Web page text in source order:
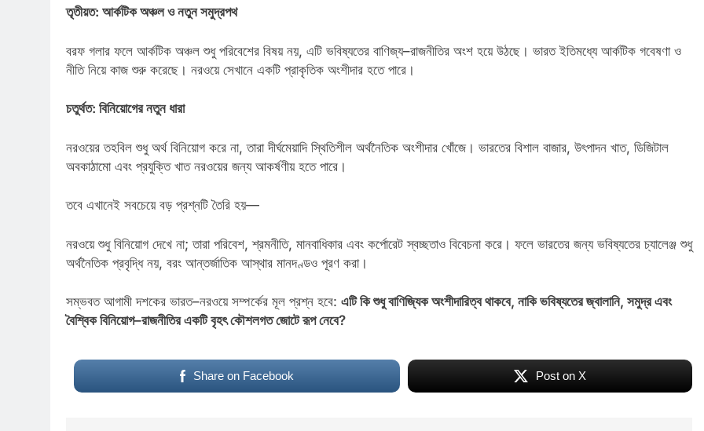
তৃতীয়ত: আর্কটিক অঞ্চল ও নতুন সমুদ্রপথ
বরফ গলার ফলে আর্কটিক অঞ্চল শুধু পরিবেশের বিষয় নয়, এটি ভবিষ্যতের বাণিজ্য–রাজনীতির অংশ হয়ে উঠছে। ভারত ইতিমধ্যে আর্কটিক গবেষণা ও
নীতি নিয়ে কাজ শুরু করেছে। নরওয়ে সেখানে একটি প্রাকৃতিক অংশীদার হতে পারে।
চতুর্থত: বিনিয়োগের নতুন ধারা
নরওয়ের তহবিল শুধু অর্থ বিনিয়োগ করে না, তারা দীর্ঘমেয়াদি স্থিতিশীল অর্থনৈতিক অংশীদার খোঁজে। ভারতের বিশাল বাজার, উৎপাদন খাত, ডিজিটাল
অবকাঠামো এবং প্রযুক্তি খাত নরওয়ের জন্য আকর্ষণীয় হতে পারে।
তবে এখানেই সবচেয়ে বড় প্রশ্নটি তৈরি হয়—
নরওয়ে শুধু বিনিয়োগ দেখে না; তারা পরিবেশ, শ্রমনীতি, মানবাধিকার এবং কর্পোরেট স্বচ্ছতাও বিবেচনা করে। ফলে ভারতের জন্য ভবিষ্যতের চ্যালেঞ্জ শুধু
অর্থনৈতিক প্রবৃদ্ধি নয়, বরং আন্তর্জাতিক আস্থার মানদণ্ডও পূরণ করা।
সম্ভবত আগামী দশকের ভারত–নরওয়ে সম্পর্কের মূল প্রশ্ন হবে: এটি কি শুধু বাণিজ্যিক অংশীদারিত্ব থাকবে, নাকি ভবিষ্যতের জ্বালানি, সমুদ্র এবং
বৈশ্বিক বিনিয়োগ–রাজনীতির একটি বৃহৎ কৌশলগত জোটে রূপ নেবে?
Share on Facebook Post on X
New Al-Amin Jewellers ; Khulna